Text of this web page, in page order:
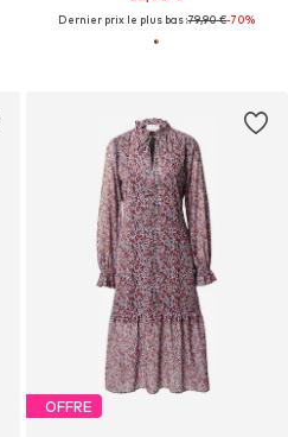
Dernier prix le plus bas :79,90 €-70%
OFFRE